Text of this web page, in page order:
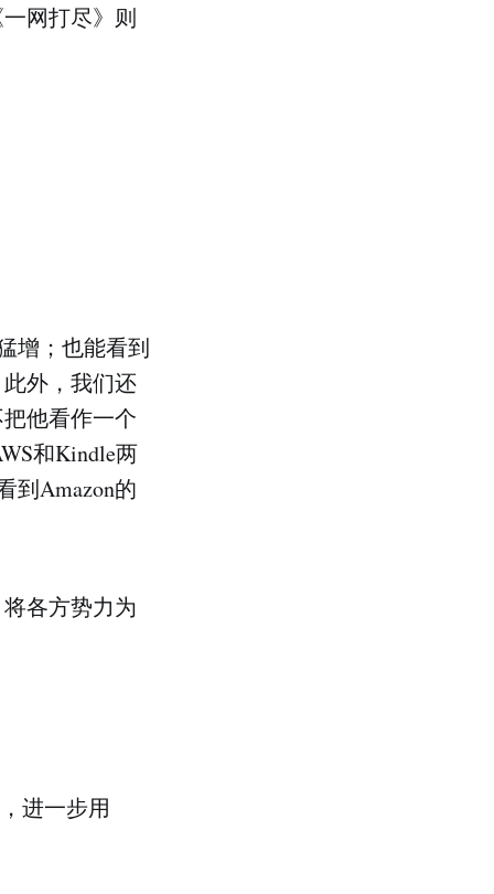
网打尽》则
增；也能看到
外，我们还
他看作一个
和Kindle两
到Amazon的
各方势力为
进一步用